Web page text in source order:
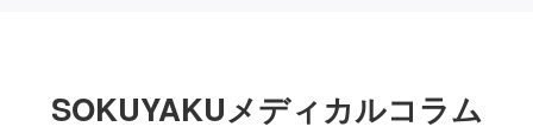
SOKUYAKUメディカルコラム